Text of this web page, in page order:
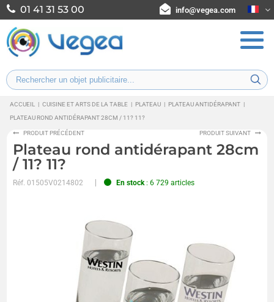
01 41 31 53 00 info@vegea.com
ACCUEIL | CUISINE ET ARTS DE LA TABLE | PLATEAU | PLATEAU ANTIDÉRAPANT |
PLATEAU ROND ANTIDÉRAPANT 28CM / 11? 11?
PRODUIT PRÉCÉDENT PRODUIT SUIVANT
Plateau rond antidérapant 28cm
/ 11? 11?
Réf.01505V0214802 En stock: 6 729 articles